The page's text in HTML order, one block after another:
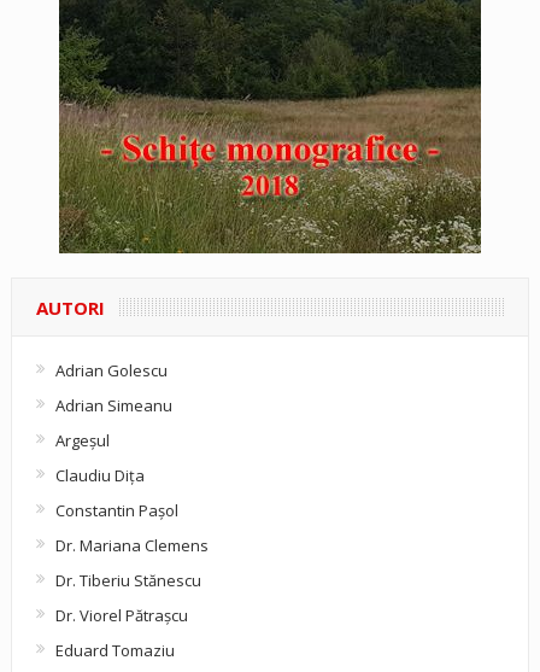
AUTORI
Adrian Golescu
Adrian Simeanu
Argeşul
Claudiu Diţa
Constantin Pașol
Dr. Mariana Clemens
Dr. Tiberiu Stănescu
Dr. Viorel Pătraşcu
Eduard Tomaziu